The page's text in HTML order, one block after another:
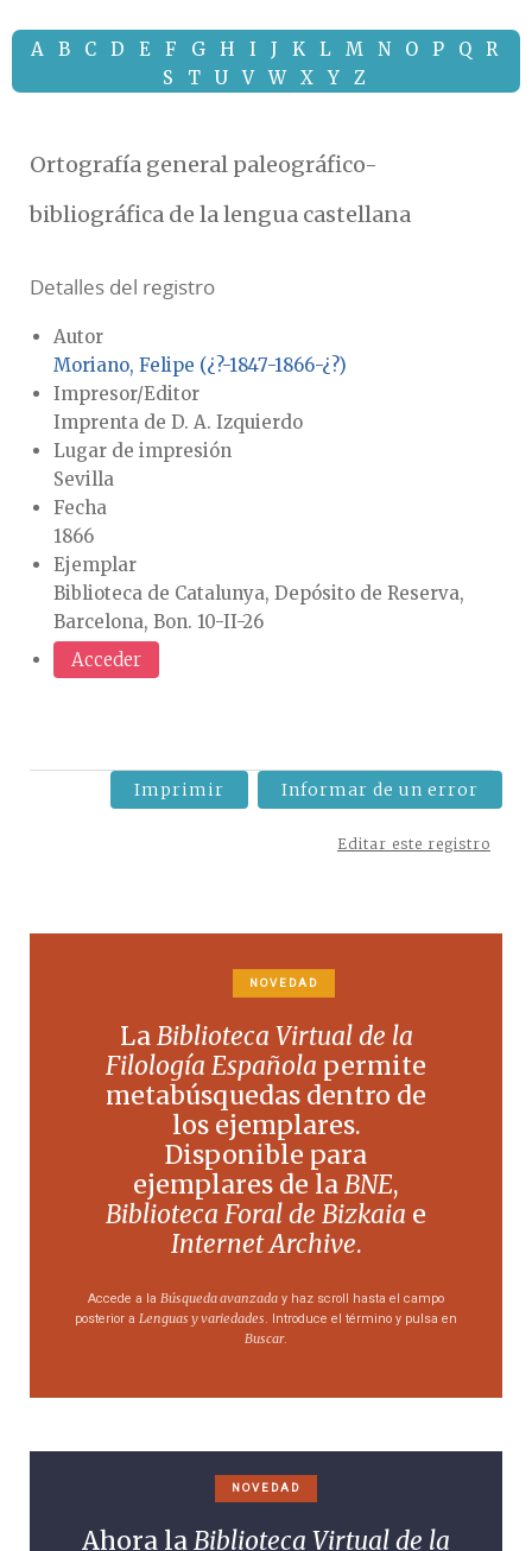
A B C D E F G H I J K L M N O P Q
R
S
T U V W X Y Z
Ortografía general paleográfico-
bibliográfica de la lengua castellana
Detalles del registro
Autor
Moriano, Felipe (¿?-1847-1866-¿?)
Impresor/Editor
Imprenta de D. A. Izquierdo
Lugar de impresión
Sevilla
Fecha
1866
Ejemplar
Biblioteca de Catalunya, Depósito de Reserva,
Barcelona, Bon. 10-II-26
Acceder
Imprimir Informar de un error
Editar este registro
NOVEDAD
LaBiblioteca Virtual de la
Filología Española permite
metabúsquedas dentro de
los ejemplares.
Disponible para
ejemplares de laBNE,
Biblioteca Foral de Bizkaia e
Internet Archive.
Accede a la Búsqueda avanzada y haz scroll hasta el campo
posterior a Lenguas y variedades . Introduce el término y pulsa en
Buscar.
NOVEDAD
Ahora laBiblioteca Virtual de la